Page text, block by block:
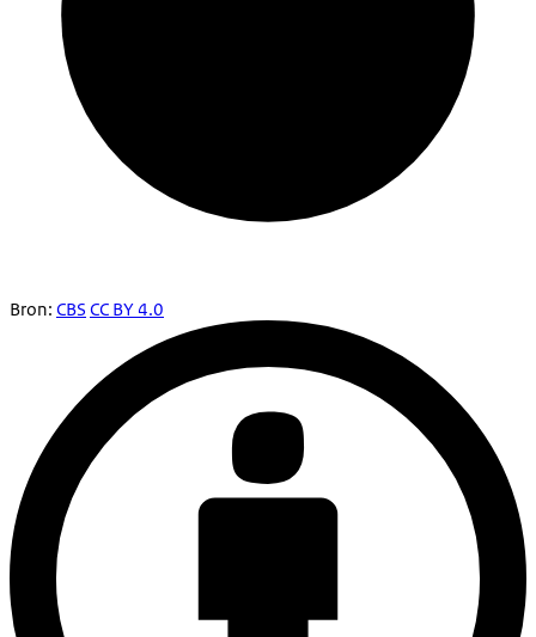
Bron: CBS CC BY 4.0